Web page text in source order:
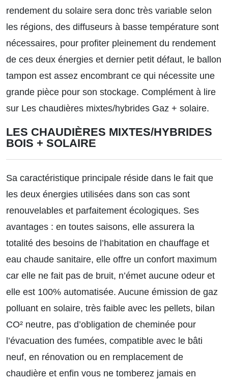
rendement du solaire sera donc très variable selon
les régions, des diffuseurs à basse température sont
nécessaires, pour profiter pleinement du rendement
de ces deux énergies et dernier petit défaut, le ballon
tampon est assez encombrant ce qui nécessite une
grande pièce pour son stockage. Complément à lire
sur Les chaudières mixtes/hybrides Gaz + solaire.
LES CHAUDIÈRES MIXTES/HYBRIDES
BOIS + SOLAIRE
Sa caractéristique principale réside dans le fait que
les deux énergies utilisées dans son cas sont
renouvelables et parfaitement écologiques. Ses
avantages : en toutes saisons, elle assurera la
totalité des besoins de l’habitation en chauffage et
eau chaude sanitaire, elle offre un confort maximum
car elle ne fait pas de bruit, n’émet aucune odeur et
elle est 100% automatisée. Aucune émission de gaz
polluant en solaire, très faible avec les pellets, bilan
CO² neutre, pas d’obligation de cheminée pour
l’évacuation des fumées, compatible avec le bâti
neuf, en rénovation ou en remplacement de
chaudière et enfin vous ne tomberez jamais en